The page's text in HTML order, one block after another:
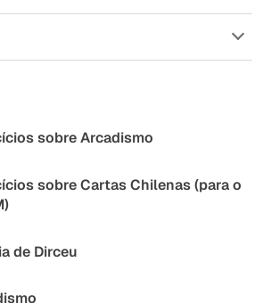
sobre Arcadismo
sobre Cartas Chilenas (para o
de Dirceu